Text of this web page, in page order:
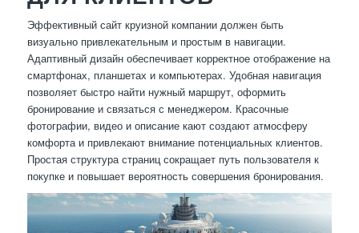
Эффективный сайт круизной компании должен быть
визуально привлекательным и простым в навигации.
Адаптивный дизайн обеспечивает корректное отображение на
смартфонах, планшетах и компьютерах. Удобная навигация
позволяет быстро найти нужный маршрут, оформить
бронирование и связаться с менеджером. Красочные
фотографии, видео и описание кают создают атмосферу
комфорта и привлекают внимание потенциальных клиентов.
Простая структура страниц сокращает путь пользователя к
покупке и повышает вероятность совершения бронирования.